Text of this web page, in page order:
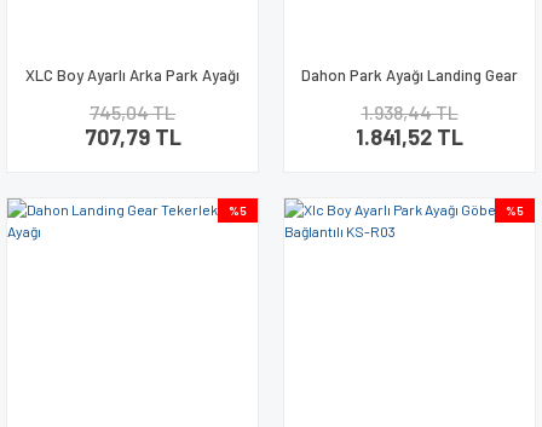
XLC Boy Ayarlı Arka Park Ayağı
745,04 TL
707,79 TL
Dahon Park Ayağı Landing Gear
1.938,44 TL
1.841,52 TL
%5 %5